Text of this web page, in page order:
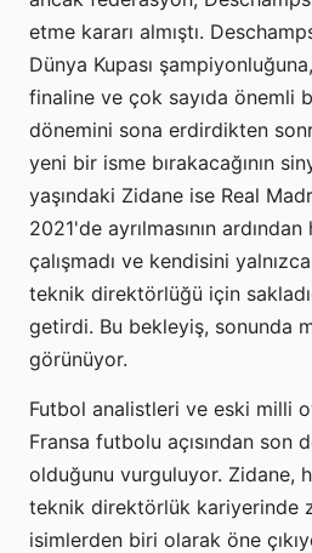
etme kararı almıştı.
Dünya Kupası
finaline ve çok sayıda önemli
dönemini sona erdirdikten
yeni bir isme bırakacağının
yaşındaki Zidane ise Real
2021'de ayrılmasının
çalışmadı ve kendisini
teknik direktörlüğü için
getirdi. Bu bekleyiş, sonunda
görünüyor.
Futbol analistleri ve eski milli
Fransa futbolu açısından son
olduğunu vurguluyor. Zidane,
teknik direktörlük kariyerinde
isimlerden biri olarak öne